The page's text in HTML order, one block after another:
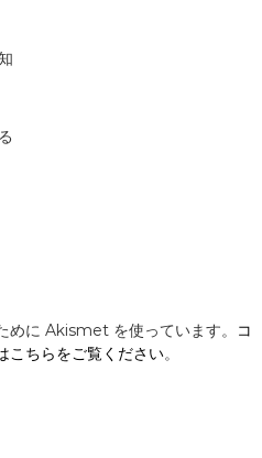
めに Akismet を使っています。
コ
こちらをご覧ください。